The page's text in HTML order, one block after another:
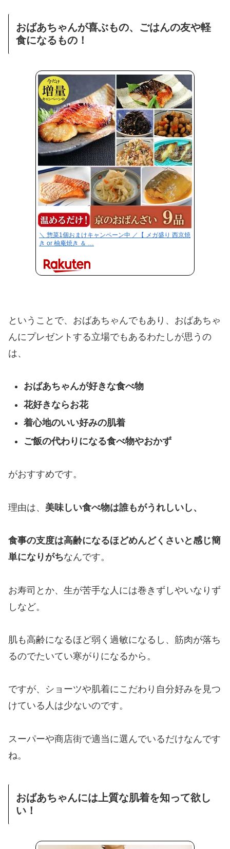
おばあちゃんが喜ぶもの、ごはんの友や軽
食になるもの！
＼ 惣菜1個おまけキャンペーン中 ／【 メガ盛り 西京焼
き or 柚庵焼き ＆ …
ということで、おばあちゃんでもあり、おばあちゃ
んにプレゼントする立場でもあるわたしが思うの
は、
おばあちゃんが好きな食べ物
花好きならお花
着心地のいい好みの肌着
ご飯の代わりになる食べ物やおかず
がおすすめです。
理由は、 美味しい食べ物は誰もがうれしいし、
食事の支度は高齢になるほどめんどくさいと感じ簡
単になりがちなんです。
お寿司とか、生が苦手な人には巻きずしやいなりず
しなど。
肌も高齢になるほど弱く過敏になるし、筋肉が落ち
るのでたいてい寒がりになるから。
ですが、ショーツや肌着にこだわり自分好みを見つ
けている人は少ないのです。
スーパーや商店街で適当に選んでいるだけなんです
ね。
おばあちゃんには上質な肌着を知って欲し
い！